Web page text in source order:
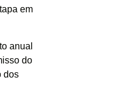
em
anual
do
dos